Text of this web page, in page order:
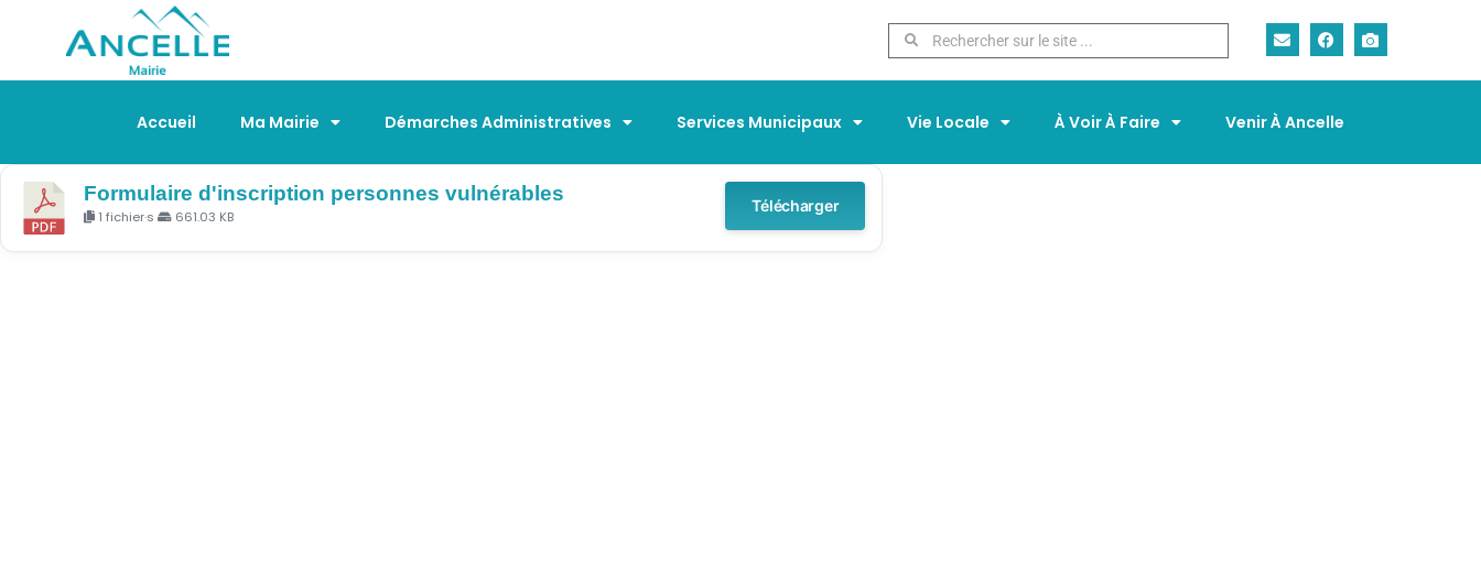
Accueil Ma Mairie Démarches Administratives Services Municipaux Vie Locale À Voir À Faire Venir À Ancelle
Formulaire d'inscription personnes vulnérables
1 fichier·s 661.03 KB
Télécharger